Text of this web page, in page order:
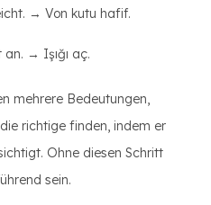
→ Von kutu hafif.
→ Işığı aç.
mehrere Bedeutungen,
richtige finden, indem er
Ohne diesen Schritt
sein.